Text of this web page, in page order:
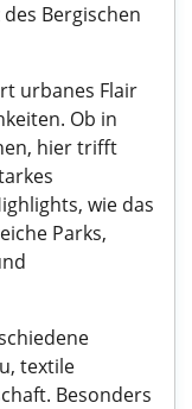
Bergischen
urbanes Flair
Ob in
hier trifft
wie das
Parks,
textile
Besonders